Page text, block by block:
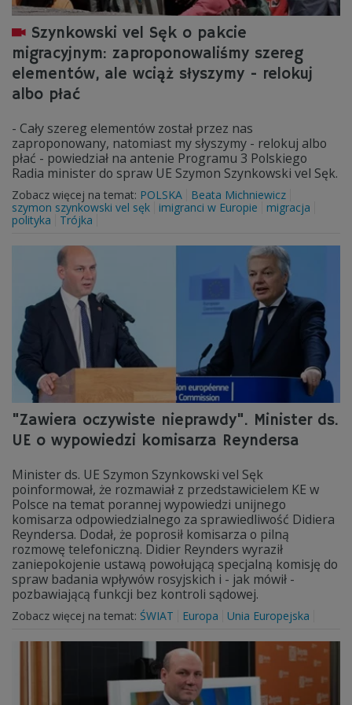
Szynkowski vel Sęk o pakcie
migracyjnym: zaproponowaliśmy szereg
elementów, ale wciąż słyszymy - relokuj
albo płać
- Cały szereg elementów został przez nas
zaproponowany, natomiast my słyszymy - relokuj albo
płać - powiedział na antenie Programu 3 Polskiego
Radia minister do spraw UE Szymon Szynkowski vel Sęk.
Zobacz więcej na temat: POLSKA
Beata Michniewicz
szymon szynkowski vel sęk
imigranci w Europie
migracja
polityka
Trójka
"Zawiera oczywiste nieprawdy". Minister ds.
UE o wypowiedzi komisarza Reyndersa
Minister ds. UE Szymon Szynkowski vel Sęk
poinformował, że rozmawiał z przedstawicielem KE w
Polsce na temat porannej wypowiedzi unijnego
komisarza odpowiedzialnego za sprawiedliwość Didiera
Reyndersa. Dodał, że poprosił komisarza o pilną
rozmowę telefoniczną. Didier Reynders wyraził
zaniepokojenie ustawą powołującą specjalną komisję do
spraw badania wpływów rosyjskich i - jak mówił -
pozbawiającą funkcji bez kontroli sądowej.
Zobacz więcej na temat: ŚWIAT Europa Unia Europejska